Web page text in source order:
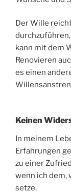
Der Wille
durchzuführen,
kann mit dem
Renovieren
es einen
Keinen
In meinem
Erfahrungen
zu einer
wenn ich dem,
setze.